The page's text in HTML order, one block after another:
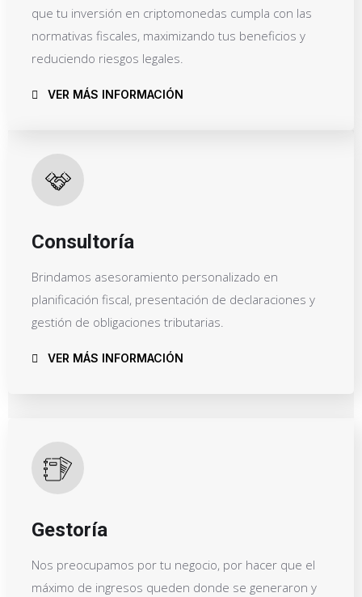
que tu inversión en criptomonedas cumpla con las
normativas fiscales, maximizando tus beneficios y
reduciendo riesgos legales.
VER MÁS INFORMACIÓN
Consultoría
Brindamos asesoramiento personalizado en
planificación fiscal, presentación de declaraciones y
gestión de obligaciones tributarias.
VER MÁS INFORMACIÓN
Gestoría
Nos preocupamos por tu negocio, por hacer que el
máximo de ingresos queden donde se generaron y